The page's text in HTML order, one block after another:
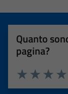
Quanto
pagina?
Valuta
Valuta 2
Valuta 1 stelle